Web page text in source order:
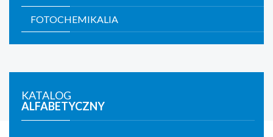
FOTOCHEMIKALIA
KATALOG
ALFABETYCZNY